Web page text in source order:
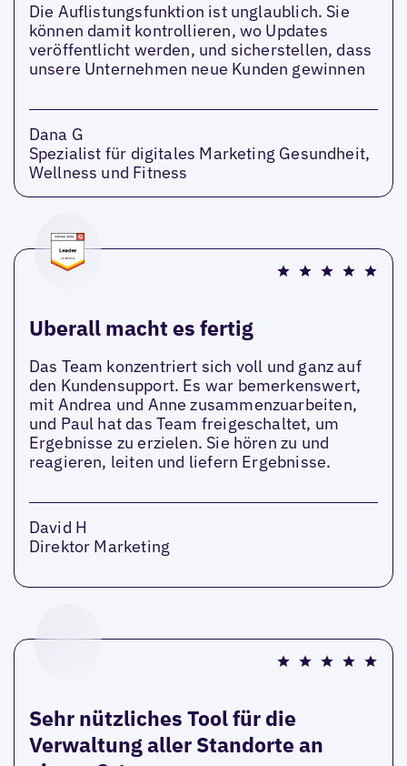
Die Auflistungsfunktion ist unglaublich. Sie
können damit kontrollieren, wo Updates
veröffentlicht werden, und sicherstellen, dass
unsere Unternehmen neue Kunden gewinnen
Dana G
Spezialist für digitales Marketing Gesundheit,
Wellness und Fitness
Uberall macht es fertig
Das Team konzentriert sich voll und ganz auf
den Kundensupport. Es war bemerkenswert,
mit Andrea und Anne zusammenzuarbeiten,
und Paul hat das Team freigeschaltet, um
Ergebnisse zu erzielen. Sie hören zu und
reagieren, leiten und liefern Ergebnisse.
David H
Direktor Marketing
Sehr nützliches Tool für die
Verwaltung aller Standorte an